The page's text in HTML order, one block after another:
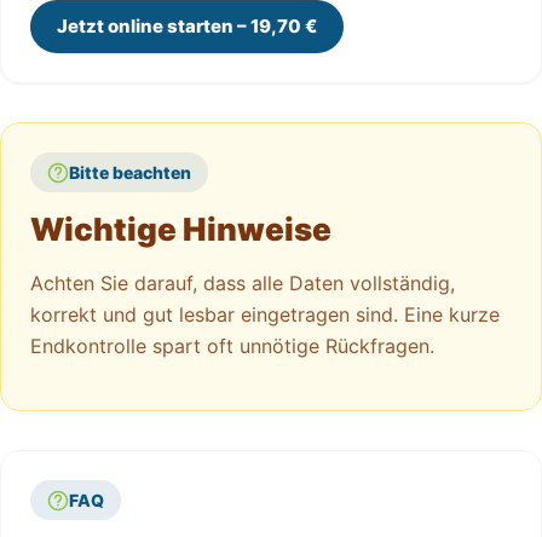
Jetzt online starten – 19,70 €
Bitte beachten
Wichtige Hinweise
Achten Sie darauf, dass alle Daten vollständig,
korrekt und gut lesbar eingetragen sind. Eine kurze
Endkontrolle spart oft unnötige Rückfragen.
FAQ